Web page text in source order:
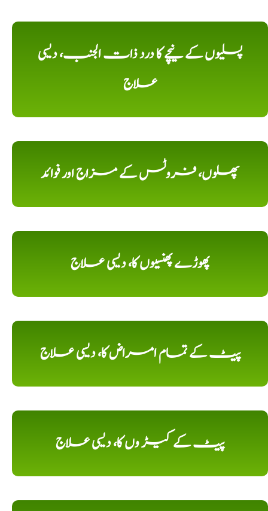
پسلیوں کے نیچے کا درد ذات الجنب، دیسی
علاج
پھلوں، فروٹس کے مزاج اور فوائد
پھوڑے پھنسیوں کا، دیسی علاج
پیٹ کے تمام امراض کا، دیسی علاج
پیٹ کے کیڑ وں کا، دیسی علاج